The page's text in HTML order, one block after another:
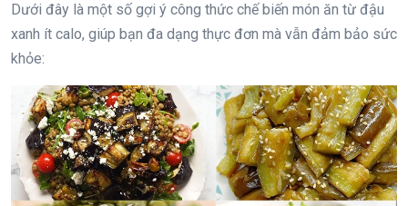
Dưới đây là một số gợi ý công thức chế biến món ăn từ đậu
xanh ít calo, giúp bạn đa dạng thực đơn mà vẫn đảm bảo sức
khỏe: